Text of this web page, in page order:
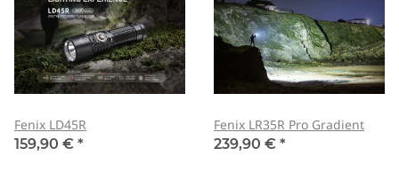
Fenix LD45R
159,90 € *
Fenix LR35R Pro Gradient
239,90 € *